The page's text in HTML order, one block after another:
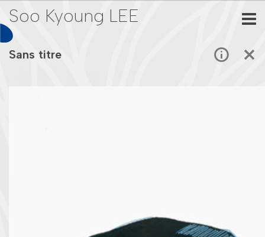
Soo Kyoung LEE
Sans titre